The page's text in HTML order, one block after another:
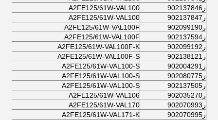
ر902137846
A2FE125/61W-VAL100
ر902137847
A2FE125/61W-VAL100
ر902099190
A2FE125/61W-VAL100F
ر902137594
A2FE125/61W-VAL100F
ر902099192
A2FE125/61W-VAL100F-K
ر902138121
A2FE125/61W-VAL100F-S
ر902004291
A2FE125/61W-VAL100-S
ر902080775
A2FE125/61W-VAL100-S
ر902137505
A2FE125/61W-VAL100-S
ر902035270
A2FE125/61W-VAL106
ر902070993
A2FE125/61W-VAL170
ر902070995
A2FE125/61W-VAL171-K